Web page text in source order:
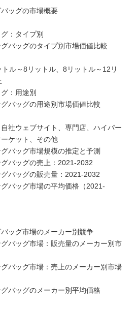
ッグの市場概要
：タイプ別
バッグのタイプ別市場価値比較
ル～8リットル、8リットル～12リ
：用途別
バッグの用途別市場価値比較
社ウェブサイト、専門店、ハイパー
ケット、その他
バッグ市場規模の推定と予測
バッグの売上：2021-2032
バッグの販売量：2021-2032
バッグ市場の平均価格（2021-
ッグ市場のメーカー別競争
バッグ市場：販売量のメーカー別市
バッグ市場：売上のメーカー別市場
バッグのメーカー別平均価格